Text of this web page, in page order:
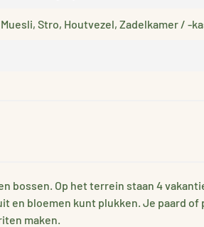
Stro, Houtvezel, Zadelkamer / -
bossen. Op het terrein staan 4
en bloemen kunt plukken. Je paard
maken.